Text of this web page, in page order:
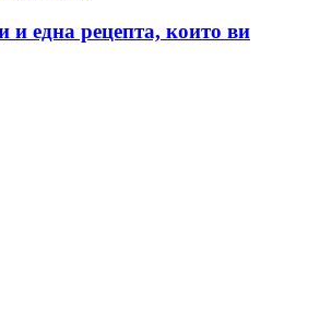
и една рецепта, които ви